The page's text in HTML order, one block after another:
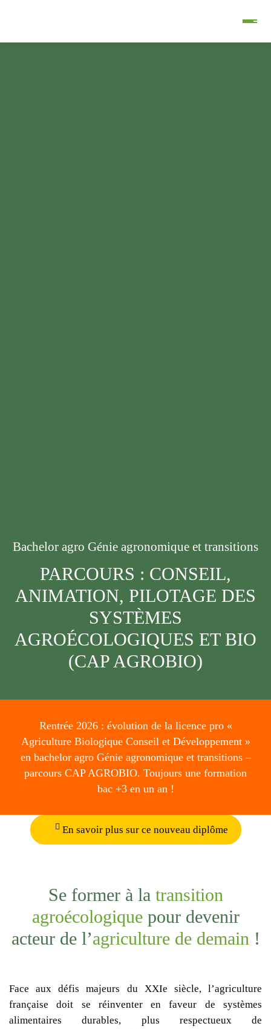
Bachelor agro Génie agronomique et transitions
PARCOURS : CONSEIL,
ANIMATION, PILOTAGE DES
SYSTÈMES
AGROÉCOLOGIQUES ET BIO
(CAP AGROBIO)
Rentrée 2026 : évolution de la licence pro «
Agriculture Biologique Conseil et Développement »
en bachelor agro Génie agronomique et transitions –
parcours CAP AGROBIO. Toujours une formation
bac +3 en un an !
En savoir plus sur ce nouveau diplôme
Se former à la transition
agroécologiquepour devenir
acteur de l’agriculture de demain !
Face aux défis majeurs du XXIe siècle, l’agriculture
française doit se réinventer en faveur de systèmes
alimentaires durables, plus respectueux de